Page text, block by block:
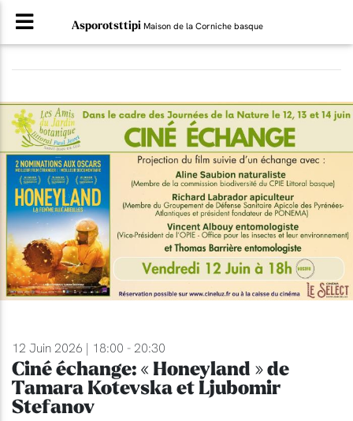
Asporotsttipi Maison de la Corniche basque
12 Juin 2026 | 18:00 - 20:30
Ciné échange: « Honeyland » de
Tamara Kotevska et Ljubomir
Stefanov